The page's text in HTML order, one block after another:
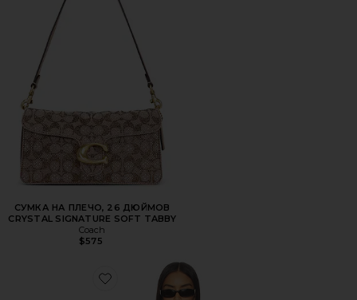
СУМКА НА ПЛЕЧО, 26 ДЮЙМОВ
CRYSTAL SIGNATURE SOFT TABBY
Coach
$575
Favorite ТОП HORIZON LONG SLEEVE